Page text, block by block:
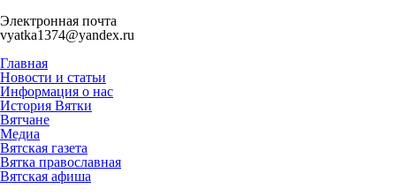
Электронная почта
vyatka1374@yandex.ru
Главная
Новости и статьи
Информация о нас
История Вятки
Вятчане
Медиа
Вятская газета
Вятка православная
Вятская афиша